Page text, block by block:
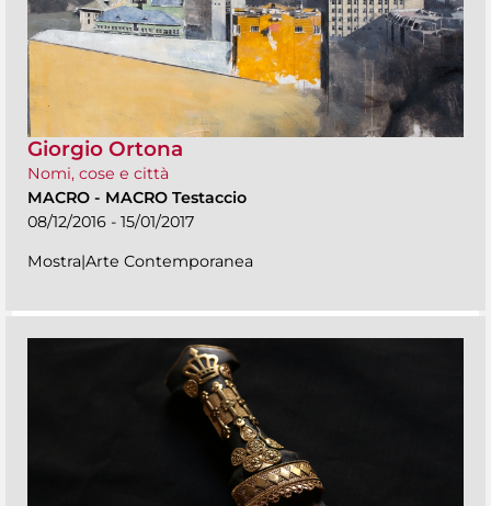
Giorgio Ortona
Nomi, cose e città
MACRO - MACRO Testaccio
08/12/2016 - 15/01/2017
Mostra|Arte Contemporanea